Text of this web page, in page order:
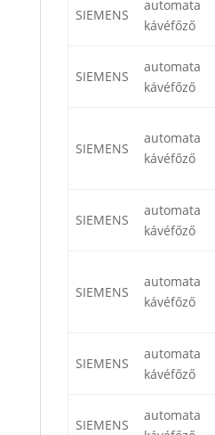
SIEMENS
automata
kávéfőző
SIEMENS
automata
kávéfőző
SIEMENS
automata
kávéfőző
SIEMENS
automata
kávéfőző
SIEMENS
automata
kávéfőző
SIEMENS
automata
kávéfőző
SIEMENS
automata